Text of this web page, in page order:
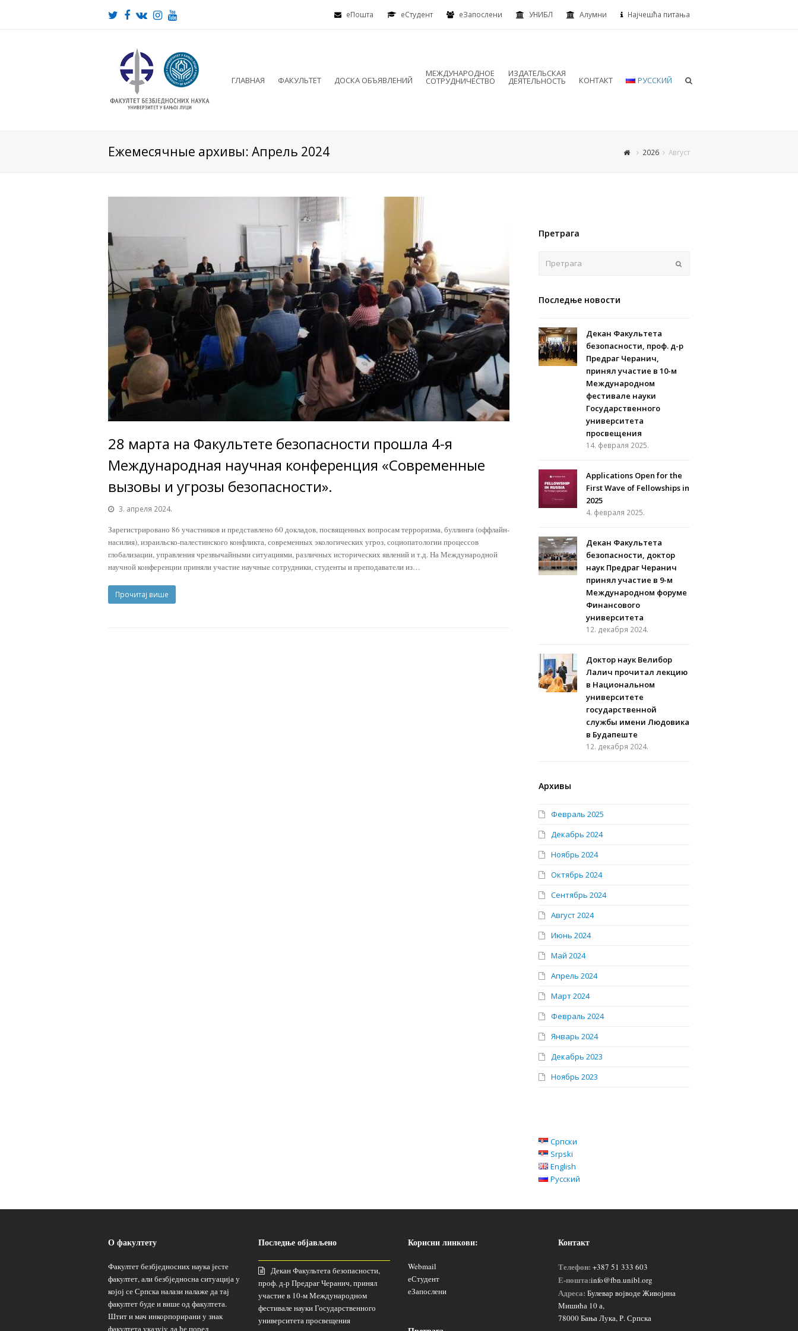
еПошта eСтудент еЗапослени УНИБЛ Алумни Најчешћа питања
Twitter
Facebook
VKInstagram
Youtube
ГЛАВНАЯ ФАКУЛЬТЕТ ДОСКА ОБЪЯВЛЕНИЙ
МЕЖДУНАРОДНОЕ
СОТРУДНИЧЕСТВО
ИЗДАТЕЛЬСКАЯ
ДЕЯТЕЛЬНОСТЬ КОНТАКТ РУССКИЙ
Ежемесячные архивы: Апрель 2024 2026 Август
28 марта на Факультете безопасности прошла 4-я
Международная научная конференция «Современные
вызовы и угрозы безопасности».
3. апреля 2024.
Зарегистрировано 86 участников и представлено 60 докладов, посвященных вопросам терроризма, буллинга (оффлайн-
насилия), израильско-палестинского конфликта, современных экологических угроз, социопатологии процессов
глобализации, управления чрезвычайными ситуациями, различных исторических явлений и т.д. На Международной
научной конференции приняли участие научные сотрудники, студенты и преподаватели из…
Прочитај више
Претрага
Последње новости
Декан Факультета
безопасности, проф. д-р
Предраг Черанич,
принял участие в 10-м
Международном
фестивале науки
Государственного
университета
просвещения
14. февраля 2025.
Applications Open for the
First Wave of Fellowships in
2025
4. февраля 2025.
Декан Факультета
безопасности, доктор
наук Предраг Черанич
принял участие в 9-м
Международном форуме
Финансового
университета
12. декабря 2024.
Доктор наук Велибор
Лалич прочитал лекцию
в Национальном
университете
государственной
службы имени Людовика
в Будапеште
12. декабря 2024.
Архивы
Февраль 2025
Декабрь 2024
Ноябрь 2024
Октябрь 2024
Сентябрь 2024
Август 2024
Июнь 2024
Май 2024
Апрель 2024
Март 2024
Февраль 2024
Январь 2024
Декабрь 2023
Ноябрь 2023
Српски
Srpski
English
Русский
О факултету
Факултет безбједносних наука јесте
факултет, али безбједносна ситуација у
којој се Српска налази налаже да тај
факултет буде и више од факултета.
Штит и мач инкорпорирани у знак
факултета указују да ће поред
Последње објављено
Декан Факультета безопасности,
проф. д-р Предраг Черанич, принял
участие в 10-м Международном
фестивале науки Государственного
университета просвещения
Корисни линкови:
Webmail
еСтудент
еЗапослени
Контакт
Телефон: +387 51 333 603
Е-пошта:info@fbn.unibl.org
Адреса: Булевар војводе Живојина
Мишића 10 а,
78000 Бања Лука, Р. Српска